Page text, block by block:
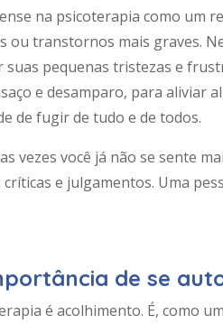
na psicoterapia como um
ou transtornos mais graves.
suas pequenas tristezas e
e desamparo, para aliviar
de fugir de tudo e de todos.
vezes você já não se sente
e julgamentos. Uma
de se
é acolhimento. É, como